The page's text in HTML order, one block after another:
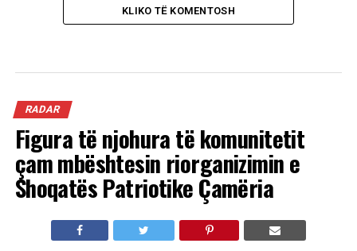
KLIKO TË KOMENTOSH
RADAR
Figura të njohura të komunitetit
çam mbështesin riorganizimin e
Shoqatës Patriotike Çamëria